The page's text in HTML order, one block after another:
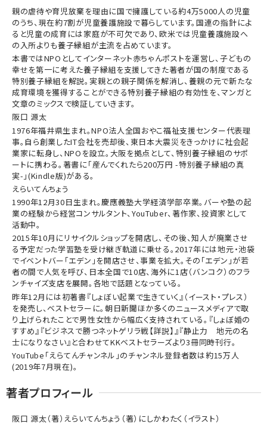
親の虐待や育児放棄を理由に国で擁護している約4万5000人の児童
のうち、現在約7割が児童養護施設で暮らしています。国連の指針によ
ると児童の成育には家庭が不可欠であり、欧米では児童養護施設へ
の入所よりも養子縁組が主流を占めています。
本書ではNPOとしてインターネット赤ちゃんポストを運営し、子どもの
幸せを第一に考えた養子縁組を支援してきた著者が国の制度である
特別養子縁組を解説。実親との親子関係を解消し、養親の元で新たな
成育環境を獲得することができる特別養子縁組の有効性を、マンガと
文章のミックスで検証していきます。
阪口 源太
1976年福井県生まれ。NPO法人全国おやこ福祉支援センター代表理
事。自ら創業したIT会社を売却後、東日本大震災をきっかけに社会起
業家に転身し、NPOを設立。大阪を拠点として、特別養子縁組のサポ
ートに携わる。著書に「産んでくれたら200万円 -特別養子縁組の真
実-」(Kindle版)がある。
えらいてんちょう
1990年12月30日生まれ。慶應義塾大学経済学部卒業。バーや塾の起
業の経験から経営コンサルタント、YouTuber、著作家、投資家として
活動中。
2015年10月にリサイクルショップを開店し、その後、知人が廃業させ
る予定だった学習塾を受け継ぎ軌道に乗せる。2017年には地元・池袋
でイベントバー「エデン」を開店させ、事業を拡大。その「エデン」が若
者の間で人気を呼び、日本全国で10店、海外に1店（バンコク）のフラ
ンチャイズ支店を展開。各地で話題となっている。
昨年12月には初著書『しょぼい起業で生きていく』（イースト・プレス）
を発売し、ベストセラーに。朝日新聞ほか多くのニュースメディアで取
り上げられたことで男性女性から幅広く支持されている。『しょぼ婚の
すすめ』『ビジネスで勝つネットゲリラ戦【詳説】』『静止力 地元の名
士になりなさい』と合わせてKKベストセラーズより3冊同時刊行。
YouTube「えらてんチャンネル」のチャンネル登録者数は約15万人
(2019年7月現在)。
著者プロフィール
阪口 源太（著）えらいてんちょう（著）にしかわたく（イラスト）